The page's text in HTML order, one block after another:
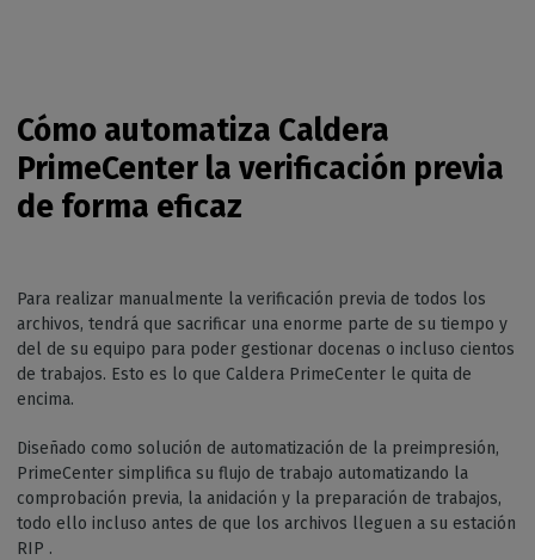
Cómo automatiza Caldera
PrimeCenter la verificación previa
de forma eficaz
Para realizar manualmente la verificación previa de todos los
archivos, tendrá que sacrificar una enorme parte de su tiempo y
del de su equipo para poder gestionar docenas o incluso cientos
de trabajos. Esto es lo que Caldera PrimeCenter le quita de
encima.
Diseñado como solución de automatización de la preimpresión,
PrimeCenter simplifica su flujo de trabajo automatizando la
comprobación previa, la anidación y la preparación de trabajos,
todo ello incluso antes de que los archivos lleguen a su estación
RIP .